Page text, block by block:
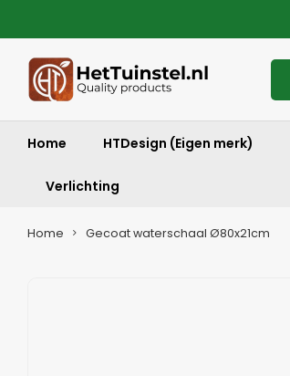
Home HTDesign (Eigen merk)
Verlichting
Home Gecoat waterschaal Ø80x21cm